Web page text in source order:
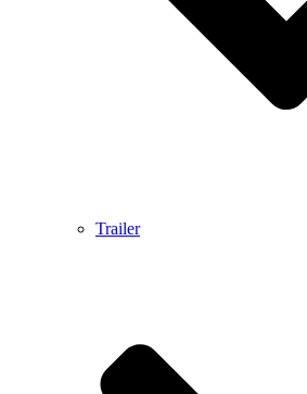
Trailer